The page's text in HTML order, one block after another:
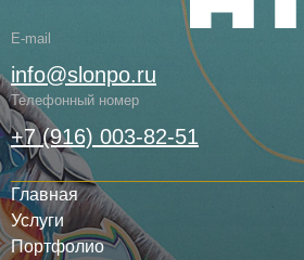
E-mail
info@slonpo.ru
Телефонный номер
+7 (916) 003-82-51
Главная
Услуги
Портфолио